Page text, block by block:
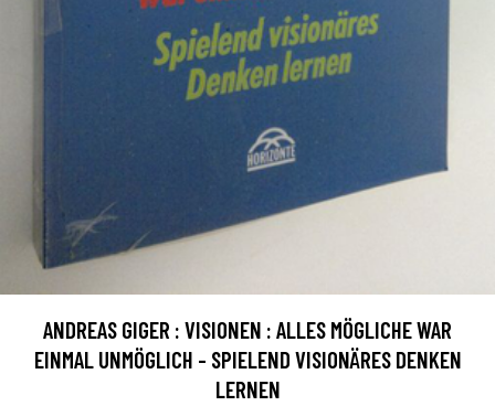
ANDREAS GIGER : VISIONEN : ALLES MÖGLICHE WAR
EINMAL UNMÖGLICH - SPIELEND VISIONÄRES DENKEN
LERNEN